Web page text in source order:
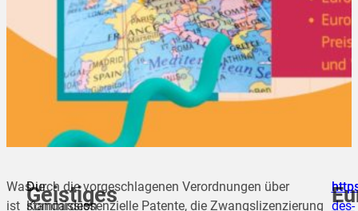
Was
ist Geistiges
Die
Kommission
Durch die vorgeschlagenen Verordnungen über
standardessenzielle Patente, die Zwangslizenzierung des-